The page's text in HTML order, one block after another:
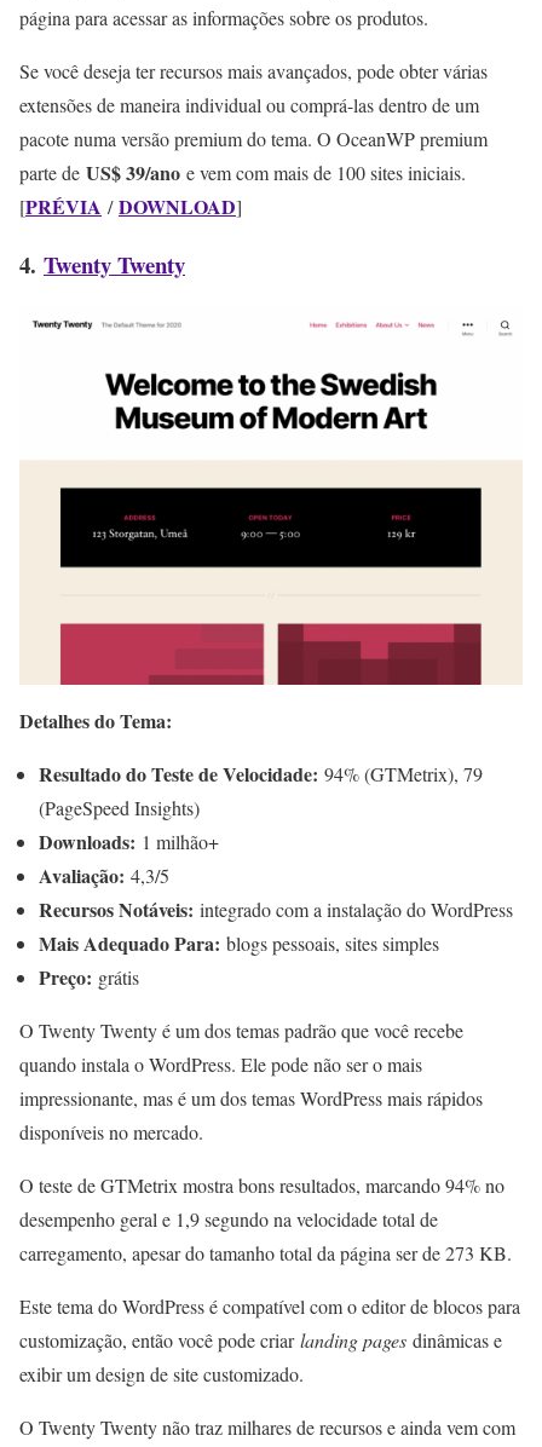
página para acessar as informações sobre os produtos.
Se você deseja ter recursos mais avançados, pode obter várias
extensões de maneira individual ou comprá-las dentro de um
pacote numa versão premium do tema. O OceanWP premium
parte de US$ 39/ano e vem com mais de 100 sites iniciais.
[PRÉVIA /DOWNLOAD]
4. Twenty Twenty
Detalhes do Tema:
Resultado do Teste de Velocidade: 94% (GTMetrix), 79
(PageSpeed Insights)
Downloads: 1 milhão+
Avaliação: 4,3/5
Recursos Notáveis: integrado com a instalação do WordPress
Mais Adequado Para: blogs pessoais, sites simples
Preço: grátis
O Twenty Twenty é um dos temas padrão que você recebe
quando instala o WordPress. Ele pode não ser o mais
impressionante, mas é um dos temas WordPress mais rápidos
disponíveis no mercado.
O teste de GTMetrix mostra bons resultados, marcando 94% no
desempenho geral e 1,9 segundo na velocidade total de
carregamento, apesar do tamanho total da página ser de 273 KB.
Este tema do WordPress é compatível com o editor de blocos para
customização, então você pode criarlanding pages dinâmicas e
exibir um design de site customizado.
O Twenty Twenty não traz milhares de recursos e ainda vem com